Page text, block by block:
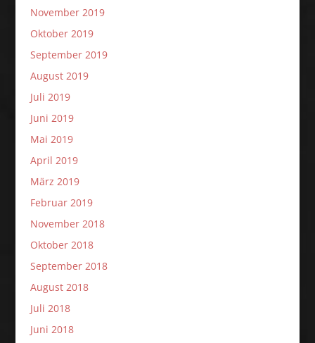
November 2019
Oktober 2019
September 2019
August 2019
Juli 2019
Juni 2019
Mai 2019
April 2019
März 2019
Februar 2019
November 2018
Oktober 2018
September 2018
August 2018
Juli 2018
Juni 2018